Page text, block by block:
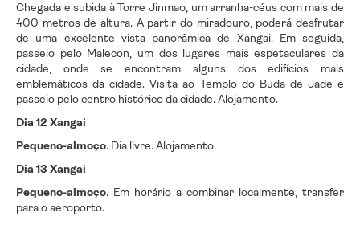
Chegada e subida à Torre Jinmao, um arranha-céus com mais de
400 metros de altura. A partir do miradouro, poderá desfrutar
de uma excelente vista panorâmica de Xangai. Em seguida,
passeio pelo Malecon, um dos lugares mais espetaculares da
cidade, onde se encontram alguns dos edifícios mais
emblemáticos da cidade. Visita ao Templo do Buda de Jade e
passeio pelo centro histórico da cidade. Alojamento.
Dia 12 Xangai
Pequeno-almoço. Dia livre. Alojamento.
Dia 13 Xangai
Pequeno-almoço. Em horário a combinar localmente, transfer
para o aeroporto.